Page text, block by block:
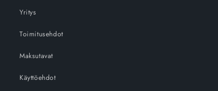
Yritys
Toimitusehdot
Maksutavat
Käyttöehdot